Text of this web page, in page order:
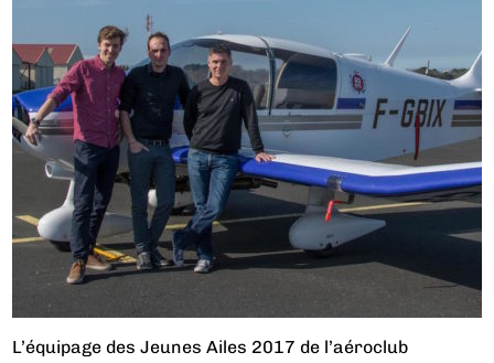
L’équipage des Jeunes Ailes 2017 de l’aéroclub